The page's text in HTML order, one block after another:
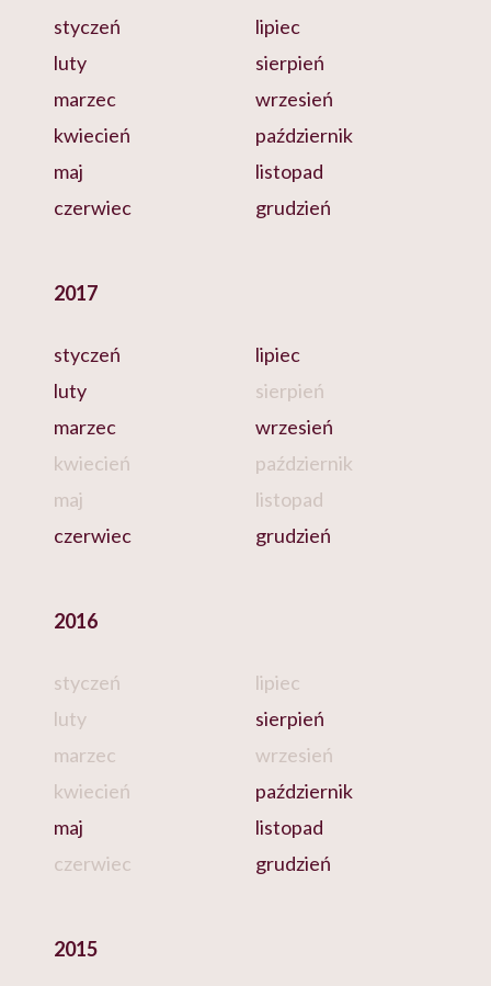
styczeń
luty
marzec
kwiecień
maj
czerwiec
lipiec
sierpień
wrzesień
październik
listopad
grudzień
2017
styczeń
luty
marzec
kwiecień
maj
czerwiec
lipiec
sierpień
wrzesień
październik
listopad
grudzień
2016
styczeń
luty
marzec
kwiecień
maj
czerwiec
lipiec
sierpień
wrzesień
październik
listopad
grudzień
2015